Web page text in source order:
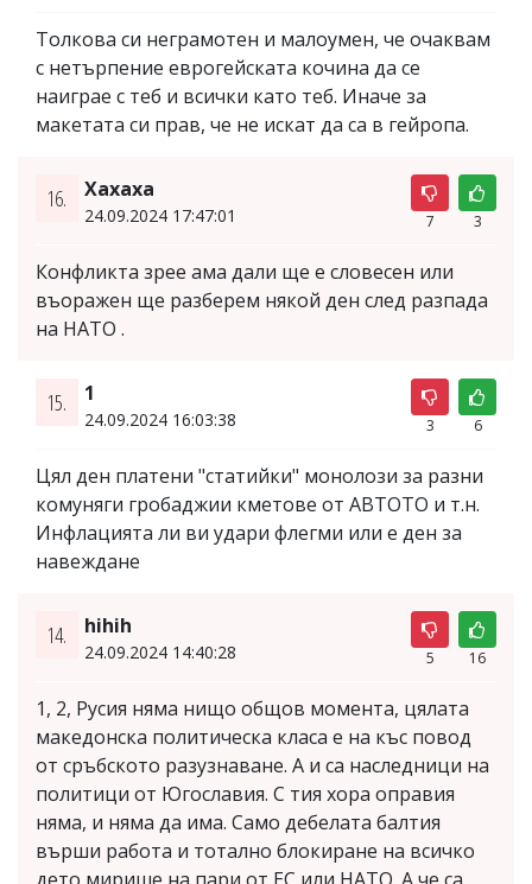
Толкова си неграмотен и малоумен, че очаквам
с нетърпение еврогейската кочина да се
наиграе с теб и всички като теб. Иначе за
макетата си прав, че не искат да са в гейропа.
16. Хахаха
24.09.2024 17:47:01 7 3
Конфликта зрее ама дали ще е словесен или
въоражен ще разберем някой ден след разпада
на НАТО .
15. 1
24.09.2024 16:03:38 3 6
Цял ден платени "статийки" монолози за разни
комуняги гробаджии кметове от АВТОТО и т.н.
Инфлацията ли ви удари флегми или е ден за
навеждане
14. hihih
24.09.2024 14:40:28 5 16
1, 2, Русия няма нищо общов момента, цялата
македонска политическа класа е на къс повод
от сръбското разузнаване. А и са наследници на
политици от Югославия. С тия хора оправия
няма, и няма да има. Само дебелата балтия
върши работа и тотално блокиране на всичко
дето мирише на пари от ЕС или НАТО. А че са